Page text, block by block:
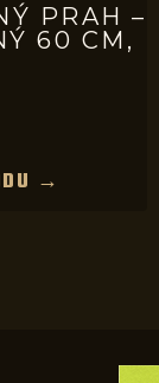
PRAH –
60 CM,
→